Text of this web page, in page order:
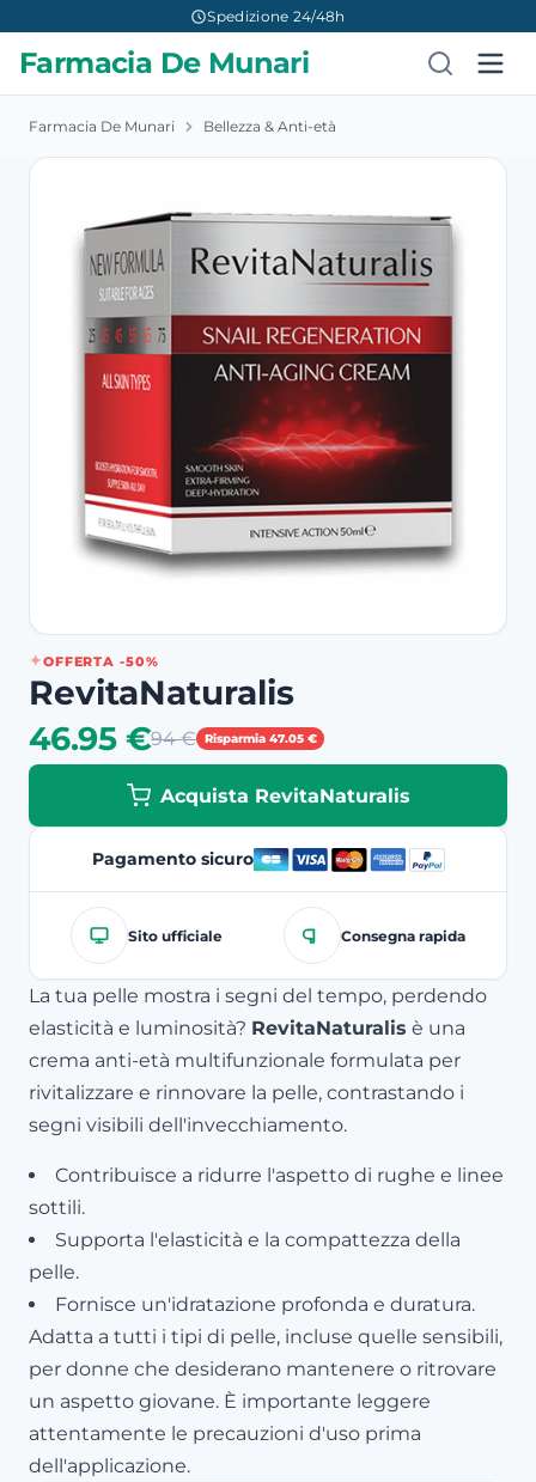
Spedizione 24/48h
Farmacia De Munari
Farmacia De Munari Bellezza & Anti-età
OFFERTA -50%
RevitaNaturalis
46.95 €94 € Risparmia 47.05 €
Acquista RevitaNaturalis
Pagamento sicuro
Sito ufficiale Consegna rapida
La tua pelle mostra i segni del tempo, perdendo
elasticità e luminosità? RevitaNaturalis è una
crema anti-età multifunzionale formulata per
rivitalizzare e rinnovare la pelle, contrastando i
segni visibili dell'invecchiamento.
Contribuisce a ridurre l'aspetto di rughe e linee
sottili.
Supporta l'elasticità e la compattezza della
pelle.
Fornisce un'idratazione profonda e duratura.
Adatta a tutti i tipi di pelle, incluse quelle sensibili,
per donne che desiderano mantenere o ritrovare
un aspetto giovane. È importante leggere
attentamente le precauzioni d'uso prima
dell'applicazione.